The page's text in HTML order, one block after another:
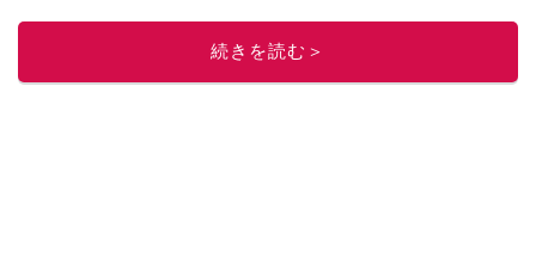
続きを読む＞